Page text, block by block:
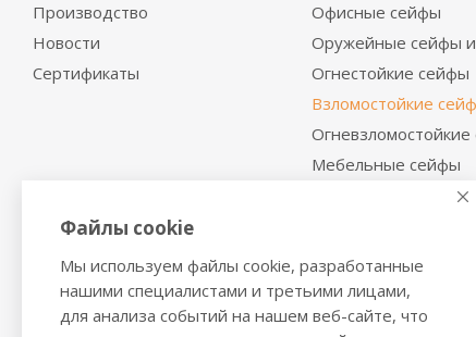
Производство
Новости
Сертификаты
Офисные сейфы
Оружейные сейфы
Огнестойкие сейфы
Взломостойкие
Мебельные сейфы
Депозитные сейфы
Встраиваемые
Сейфы с отделкой
Металлические
Производственная
Файлы cookie
Мы используем файлы cookie, разработанные
нашими специалистами и третьими лицами,
для анализа событий на нашем веб-сайте, что